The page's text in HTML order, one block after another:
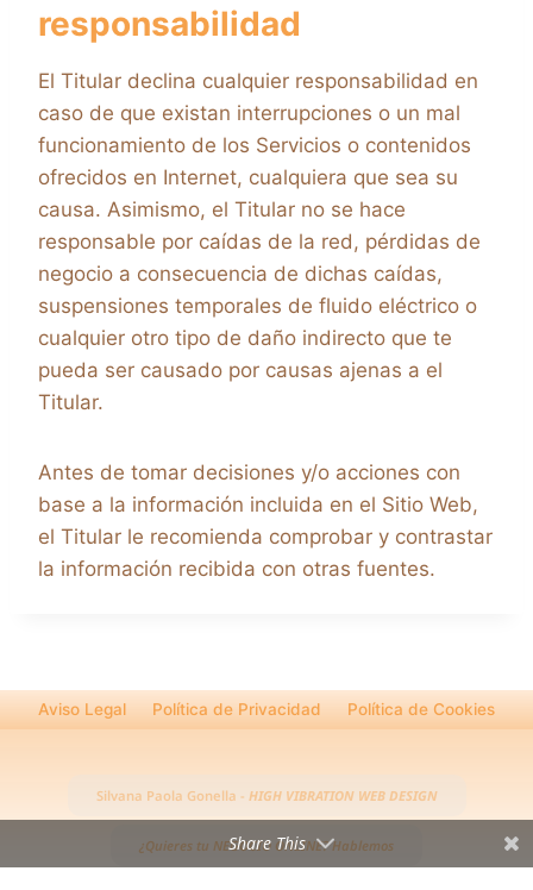
responsabilidad
El Titular declina cualquier responsabilidad en
caso de que existan interrupciones o un mal
funcionamiento de los Servicios o contenidos
ofrecidos en Internet, cualquiera que sea su
causa. Asimismo, el Titular no se hace
responsable por caídas de la red, pérdidas de
negocio a consecuencia de dichas caídas,
suspensiones temporales de fluido eléctrico o
cualquier otro tipo de daño indirecto que te
pueda ser causado por causas ajenas a el
Titular.
Antes de tomar decisiones y/o acciones con
base a la información incluida en el Sitio Web,
el Titular le recomienda comprobar y contrastar
la información recibida con otras fuentes.
Aviso Legal Política de Privacidad Política de Cookies
Silvana Paola Gonella - HIGH VIBRATION WEB DESIGN
¿Quieres tu NEGOCIO ONLINE?Hablemos
Share This